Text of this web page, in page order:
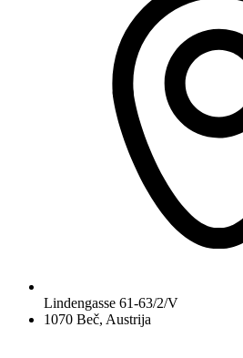
Lindengasse 61-63/2/V
1070 Beč, Austrija